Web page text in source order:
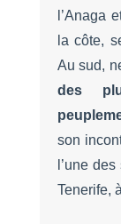
l’Anaga
la côte,
Au sud,
des
son
l’une
Tenerife,